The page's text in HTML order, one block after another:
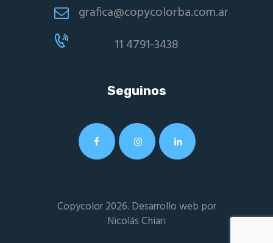
grafica@copycolorba.com.ar
11 4791-3438
Seguinos
Copycolor 2026. Desarrollo web por
Nicolás Chiari